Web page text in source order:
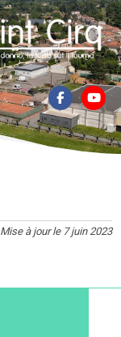
Mise à jour le 7 juin 2023